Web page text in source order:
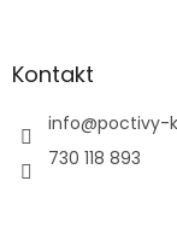
Kontakt
info@poctivy-
730 118 893